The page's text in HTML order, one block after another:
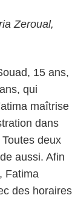
Zeroual,
15 ans,
qui
maîtrise
dans
deux
aussi. Afin
Fatima
des horaires